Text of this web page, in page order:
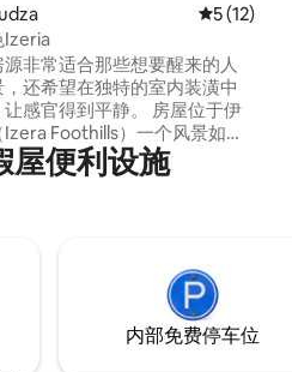
平均评分 5
5 (12)
Izeria
非常适合那些想要醒来的人
还希望在独特的室内装潢中
得到平静。 房屋位于伊
Foothills）一个风景如画
。 我们的优势是宽敞的公共
厅、厨房和餐厅，以及可欣
屋便利设施
内部免费停车位